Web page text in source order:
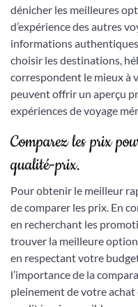
dénicher les meilleures
d’expérience des autres
informations
choisir les destinations,
correspondent le mieux à
peuvent offrir un aperçu
expériences de voyage
Comparez les prix
qualité-prix.
Pour obtenir le meilleur
de comparer les prix. En
en recherchant les
trouver la meilleure
en respectant votre
l’importance de la
pleinement de votre